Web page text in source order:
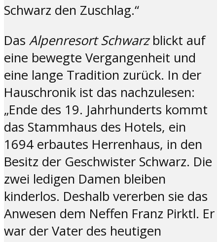
Schwarz den Zuschlag.“
Das Alpenresort Schwarzblickt auf
eine bewegte Vergangenheit und
eine lange Tradition zurück. In der
Hauschronik ist das nachzulesen:
„Ende des 19. Jahrhunderts kommt
das Stammhaus des Hotels, ein
1694 erbautes Herrenhaus, in den
Besitz der Geschwister Schwarz. Die
zwei ledigen Damen bleiben
kinderlos. Deshalb vererben sie das
Anwesen dem Neffen Franz Pirktl. Er
war der Vater des heutigen